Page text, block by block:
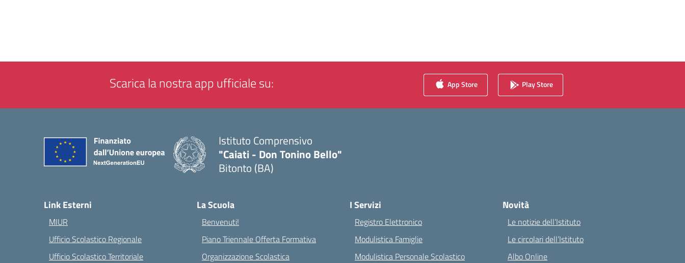
Scarica la nostra app ufficiale su: App Store Play Store
Istituto Comprensivo
"Caiati - Don Tonino Bello"
Bitonto (BA)
Link Esterni
MIUR
Ufficio Scolastico Regionale
Ufficio Scolastico Territoriale
La Scuola
Benvenuti!
Piano Triennale Offerta Formativa
Organizzazione Scolastica
I Servizi
Registro Elettronico
Modulistica Famiglie
Modulistica Personale Scolastico
Novità
Le notizie dell’Istituto
Le circolari dell’Istituto
Albo Online